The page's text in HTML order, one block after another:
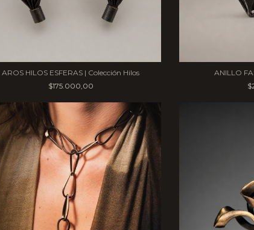
AROS HILOS ESFERAS | Colección Hilos
$175.000,00
ANILLO